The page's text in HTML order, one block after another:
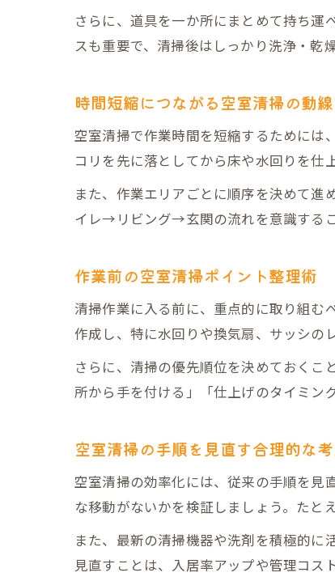
さらに、道具を一か所にまとめて持ち運
スも重要で、清掃後はしっかり洗浄・乾
時間短縮につながる空室清掃の動線
空室清掃で作業時間を短縮するためには
コリを先に落としてから床や水回りを仕
また、作業エリアごとに順序を決めて
イレ→リビング→玄関の流れを意識する
作業前の空室清掃ポイント整理術
清掃作業に入る前に、重点的に取り組む
作成し、特に水回りや換気扇、サッシの
さらに、清掃の優先順位を決めておくこ
所から手を付ける」「仕上げのタイミン
空室清掃の手順を見直す合理的な
空室清掃の効率化には、従来の手順を見
な移動がないかを検証しましょう。たと
また、最新の清掃機器や洗剤を積極的に
見直すことは、入居率アップや管理コス